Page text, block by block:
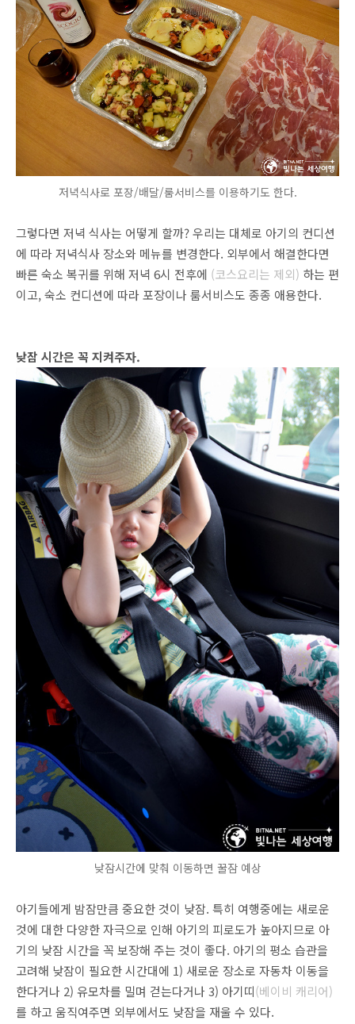
저녁식사로 포장/배달/룸서비스를 이용하기도 한다.
그렇다면 저녁 식사는 어떻게 할까? 우리는 대체로 아기의 컨디션
에 따라 저녁식사 장소와 메뉴를 변경한다. 외부에서 해결한다면
빠른 숙소 복귀를 위해 저녁 6시 전후에 (코스요리는 제외) 하는 편
이고, 숙소 컨디션에 따라 포장이나 룸서비스도 종종 애용한다.
낮잠 시간은 꼭 지켜주자.
낮잠시간에 맞춰 이동하면 꿀잠 예상
아기들에게 밤잠만큼 중요한 것이 낮잠. 특히 여행중에는 새로운
것에 대한 다양한 자극으로 인해 아기의 피로도가 높아지므로 아
기의 낮잠 시간을 꼭 보장해 주는 것이 좋다. 아기의 평소 습관을
고려해 낮잠이 필요한 시간대에 1) 새로운 장소로 자동차 이동을
한다거나 2) 유모차를 밀며 걷는다거나 3) 아기띠(베이비 캐리어)
를 하고 움직여주면 외부에서도 낮잠을 재울 수 있다.